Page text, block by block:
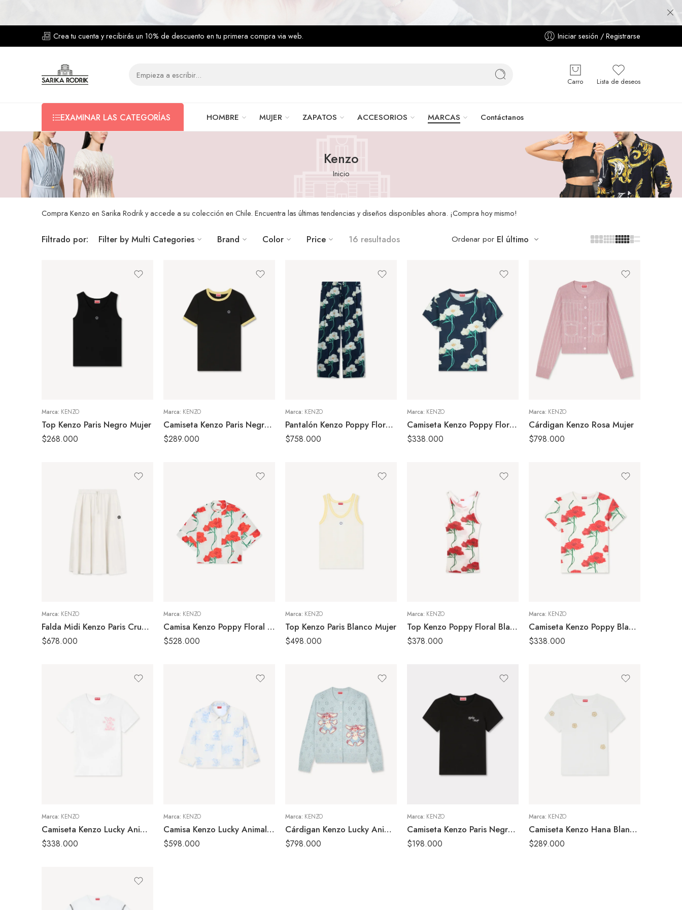
Crea tu cuenta y recibirás un 10% de descuento en tu primera compra via web. Iniciar sesión / Registrarse
Carro Lista de deseos
EXAMINAR LAS CATEGORÍAS HOMBRE MUJER ZAPATOS ACCESORIOS MARCAS Contáctanos
Kenzo
Inicio
Compra Kenzo en Sarika Rodrik y accede a su colección en Chile. Encuentra las últimas tendencias y diseños disponibles ahora. ¡Compra hoy mismo!
Filtrado por: Filter by Multi Categories Brand Color Price 16 resultados Ordenar por El último
Marca: KENZO
Top Kenzo Paris Negro Mujer
$268.000
Marca: KENZO
Camiseta Kenzo Paris Negra Mujer
$289.000
Marca: KENZO
Pantalón Kenzo Poppy Floral Azul Mujer
$758.000
Marca: KENZO
Camiseta Kenzo Poppy Floral Azul Mujer
$338.000
Marca: KENZO
Cárdigan Kenzo Rosa Mujer
$798.000
M
Marca: KENZO
Falda Midi Kenzo Paris Crudo Mujer
$678.000
S
Marca: KENZO
Camisa Kenzo Poppy Floral Blanca Mujer
$528.000
Marca: KENZO
Top Kenzo Paris Blanco Mujer
$498.000
Marca: KENZO
Top Kenzo Poppy Floral Blanco Mujer
$378.000
Marca: KENZO
Camiseta Kenzo Poppy Blanca Mujer
$338.000
Marca: KENZO
Camiseta Kenzo Lucky Animals Blanca Mujer
$338.000
Marca: KENZO
Camisa Kenzo Lucky Animals Blanca Mujer
$598.000
Marca: KENZO
Cárdigan Kenzo Lucky Animals Azul Mujer
$798.000
S
M
Marca: KENZO
Camiseta Kenzo Paris Negra Mujer
$198.000
Marca: KENZO
Camiseta Kenzo Hana Blanca Mujer
$289.000